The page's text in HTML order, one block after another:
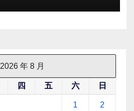
2026 年 8 月
四 五 六 日
1 2